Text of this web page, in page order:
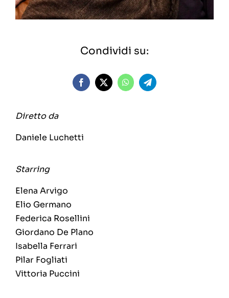
Condividi su:
Diretto da
Daniele Luchetti
Starring
Elena Arvigo
Elio Germano
Federica Rosellini
Giordano De Plano
Isabella Ferrari
Pilar Fogliati
Vittoria Puccini